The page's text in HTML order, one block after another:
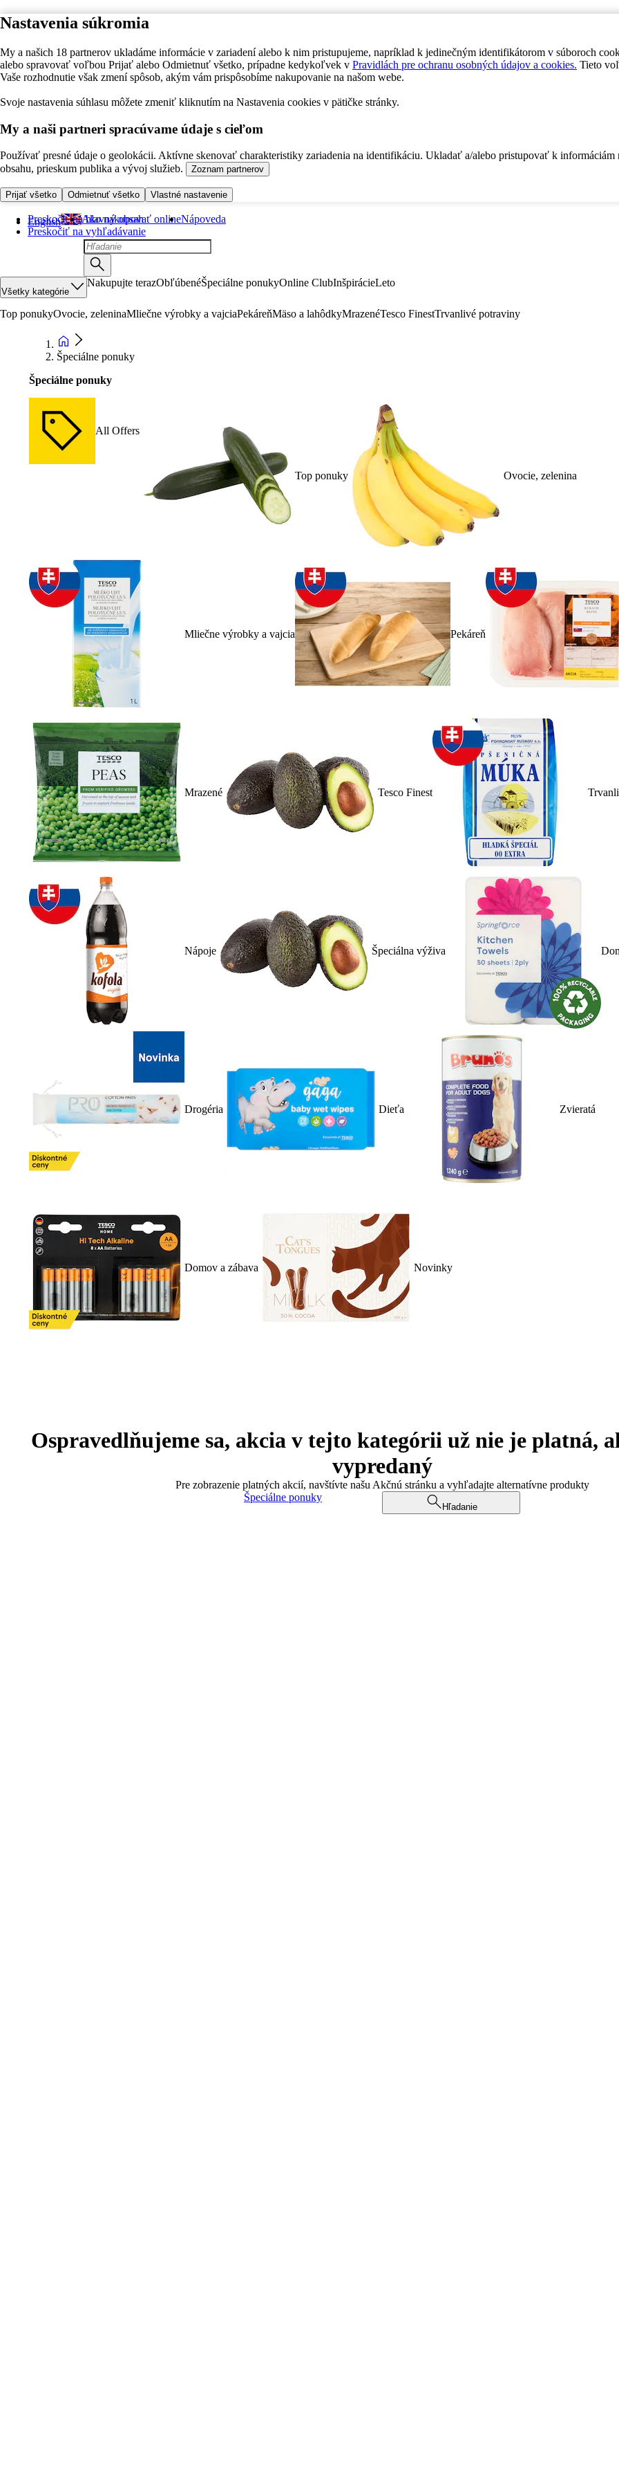
Nastavenia súkromia
My a našich 18 partnerov ukladáme informácie v zariadení alebo k nim pristupujeme, napríklad k jedinečným identifikátorom v súboroch
alebo spravovať voľbou Prijať alebo Odmietnuť všetko, prípadne kedykoľvek v Pravidlách pre ochranu osobných údajov a cookies. Tieto
Vaše rozhodnutie však zmení spôsob, akým vám prispôsobíme nakupovanie na našom webe.
Svoje nastavenia súhlasu môžete zmeniť kliknutím na Nastavenia cookies v pätičke stránky.
My a naši partneri spracúvame údaje s cieľom
Používať presné údaje o geolokácii. Aktívne skenovať charakteristiky zariadenia na identifikáciu. Ukladať a/alebo pristupovať k informáciám
obsahu, prieskum publika a vývoj služieb.
Zoznam partnerov
Prijať všetko Odmietnuť všetko Vlastné nastavenie
Preskočiť na hlavný obsah
Preskočiť na vyhľadávanie
English Ako nakupovať onlineNápoveda
Všetky kategórie
Nakupujte terazObľúbenéŠpeciálne ponukyOnline ClubInšpirácieLeto
Top ponukyOvocie, zeleninaMliečne výrobky a vajciaPekáreňMäso a lahôdkyMrazenéTesco FinestTrvanlivé potraviny
Špeciálne ponuky
Špeciálne ponuky
All Offers
Top ponuky Ovocie, zelenina
Mliečne výrobky a vajcia Pekáreň
Mrazené Tesco Finest
Nápoje Špeciálna výživa
Drogéria Dieťa Zvieratá
Domov a zábava Novinky
Ospravedlňujeme sa, akcia v tejto kategórii už nie je platná,
vypredaný
Pre zobrazenie platných akcií, navštívte našu Akčnú stránku a vyhľadajte alternatívne produkty
Špeciálne ponuky
Hľadanie